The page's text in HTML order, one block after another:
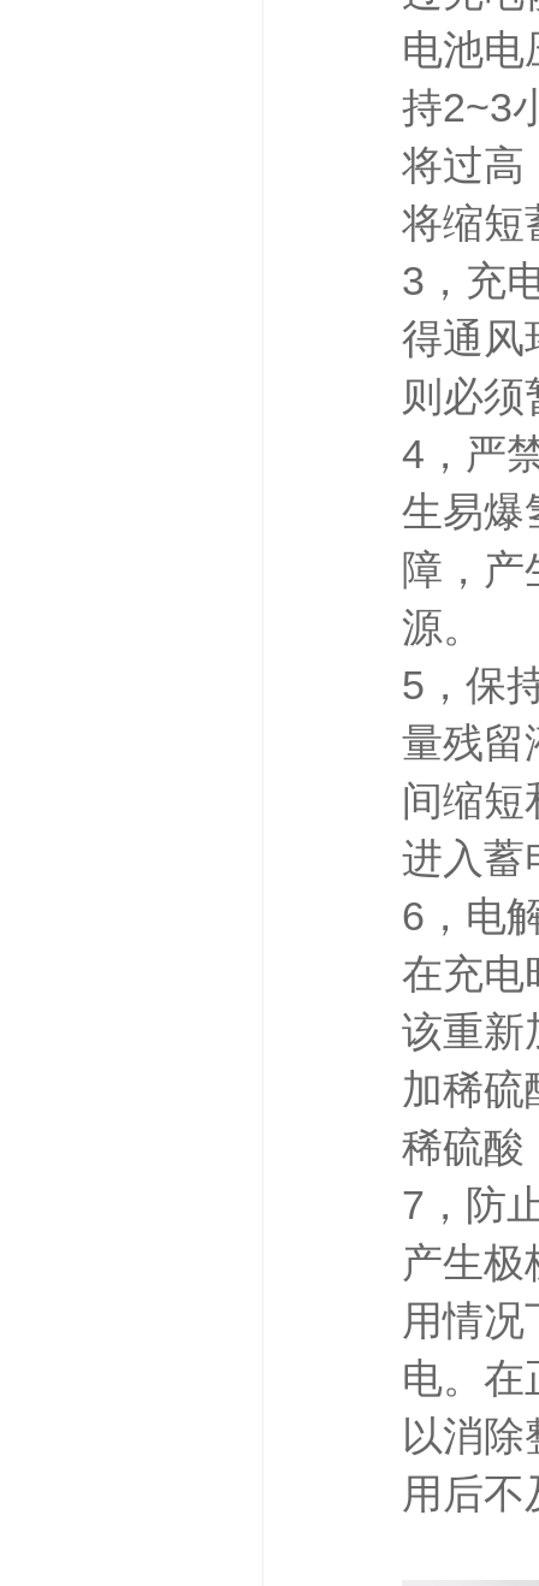
电池电
持2~3
将过高
将缩短
3，充
得通
则必
4，严
生易爆
障，产
源。
5，保
量残留
间缩短
进入蓄
6，电
在充电
该重新
加稀硫
稀硫酸
7，防
产生极
用情
电。在
以消
用后不